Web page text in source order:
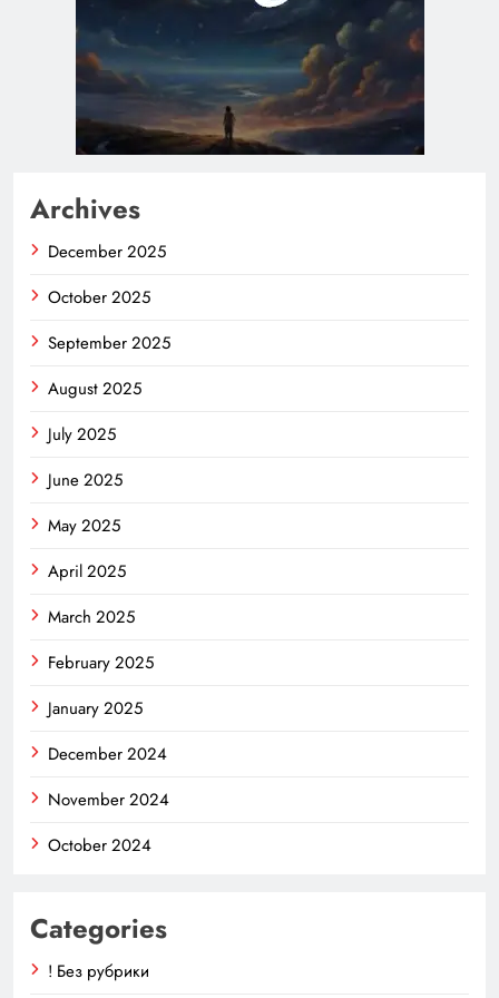
Archives
December 2025
October 2025
September 2025
August 2025
July 2025
June 2025
May 2025
April 2025
March 2025
February 2025
January 2025
December 2024
November 2024
October 2024
Categories
! Без рубрики